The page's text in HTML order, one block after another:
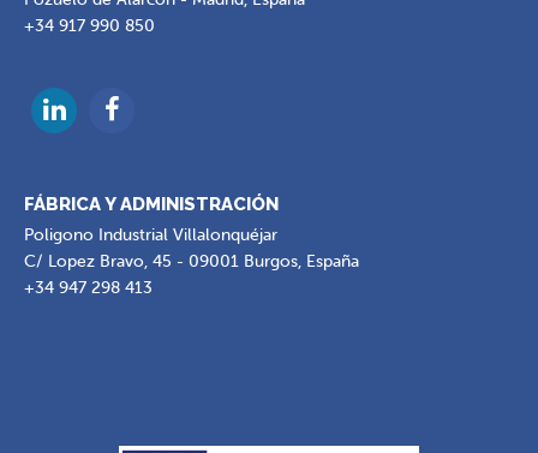
+34 917 990 850
FÁBRICA Y ADMINISTRACIÓN
Poligono Industrial Villalonquéjar
C/ Lopez Bravo, 45 - 09001 Burgos, España
+34 947 298 413